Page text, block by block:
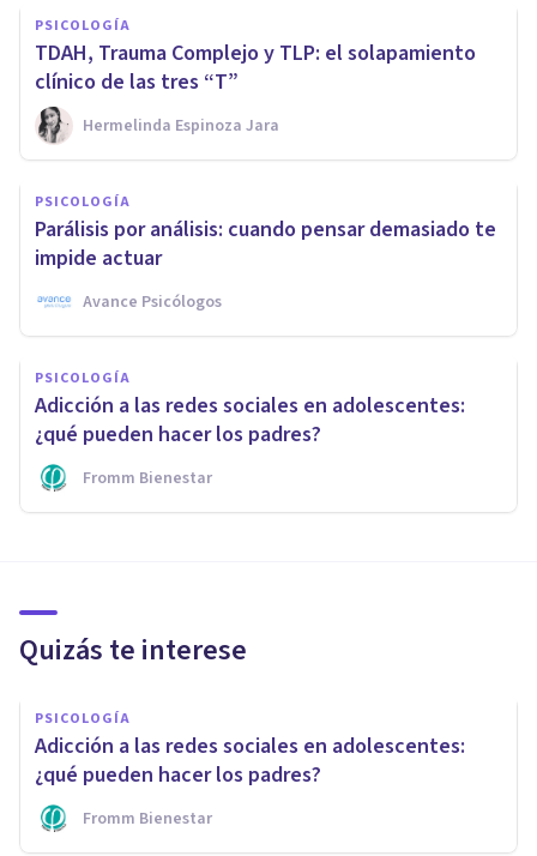
PSICOLOGÍA
TDAH, Trauma Complejo y TLP: el solapamiento
clínico de las tres “T”
Hermelinda Espinoza Jara
PSICOLOGÍA
Parálisis por análisis: cuando pensar demasiado te
impide actuar
Avance Psicólogos
PSICOLOGÍA
Adicción a las redes sociales en adolescentes:
¿qué pueden hacer los padres?
Fromm Bienestar
Quizás te interese
PSICOLOGÍA
Adicción a las redes sociales en adolescentes:
¿qué pueden hacer los padres?
Fromm Bienestar